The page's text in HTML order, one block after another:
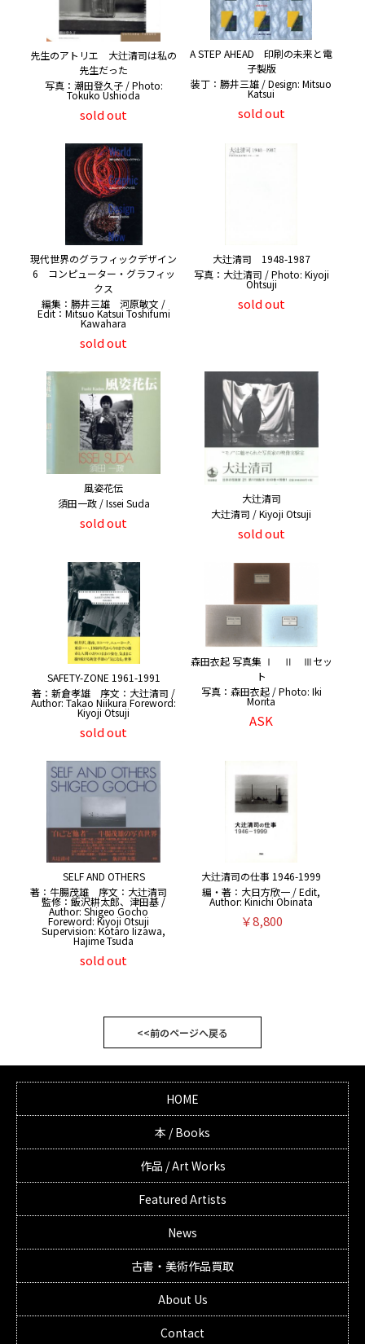
先生のアトリエ 大辻清司は私の
先生だった
写真：潮田登久子 / Photo:
Tokuko Ushioda
sold out
A STEP AHEAD 印刷の未来と電
子製版
装丁：勝井三雄 / Design: Mitsuo
Katsui
sold out
現代世界のグラフィックデザイン
6 コンピューター・グラフィッ
クス
編集：勝井三雄 河原敏文 /
Edit：Mitsuo Katsui Toshifumi
Kawahara
sold out
大辻清司 1948-1987
写真：大辻清司 / Photo: Kiyoji
Ohtsuji
sold out
風姿花伝
須田一政 / Issei Suda
sold out
大辻清司
大辻清司 / Kiyoji Otsuji
sold out
SAFETY-ZONE 1961-1991
著：新倉孝雄 序文：大辻清司 /
Author: Takao Niikura Foreword:
Kiyoji Otsuji
sold out
森田衣起 写真集 Ⅰ Ⅱ Ⅲセッ
ト
写真：森田衣起 / Photo: Iki
Morita
ASK
SELF AND OTHERS
著：牛腸茂雄 序文：大辻清司
監修：飯沢耕太郎、津田基 /
Author: Shigeo Gocho
Foreword: Kiyoji Otsuji
Supervision: Kotaro Iizawa,
Hajime Tsuda
sold out
大辻清司の仕事 1946-1999
編・著：大日方欣一 / Edit,
Author: Kinichi Obinata
￥8,800
<<前のページへ戻る
HOME
本 / Books
作品 / Art Works
Featured Artists
News
古書・美術作品買取
About Us
Contact